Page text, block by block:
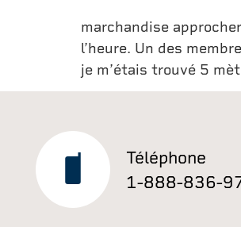
marchandise
l’heure. Un des
je m’étais trouvé 5
Téléphone
1-888-836-